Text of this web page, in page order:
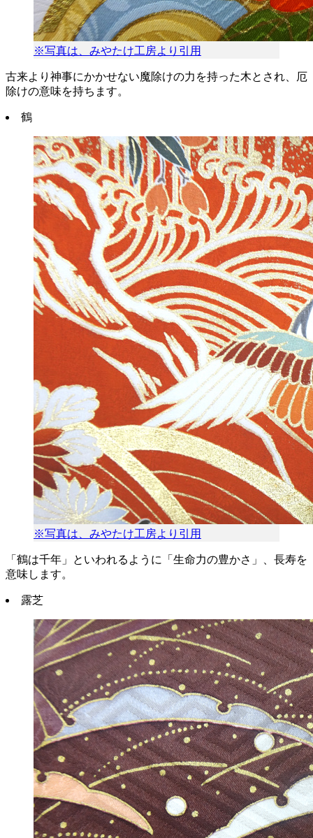
※写真は、みやたけ工房より引用
古来より神事にかかせない魔除けの力を持った木とされ、厄
除けの意味を持ちます。
鶴
※写真は、みやたけ工房より引用
「鶴は千年」といわれるように「生命力の豊かさ」、長寿を
意味します。
露芝